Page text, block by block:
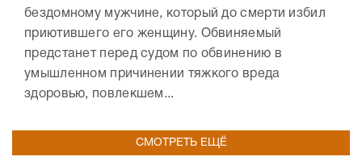
бездомному мужчине, который до смерти избил
приютившего его женщину. Обвиняемый
предстанет перед судом по обвинению в
умышленном причинении тяжкого вреда
здоровью, повлекшем...
СМОТРЕТЬ ЕЩЁ